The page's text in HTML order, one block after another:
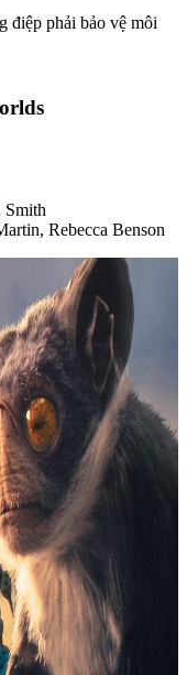
điệp phải bảo vệ môi
Smith
Rebecca Benson